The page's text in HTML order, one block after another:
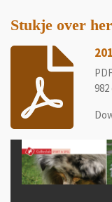
Stukje over